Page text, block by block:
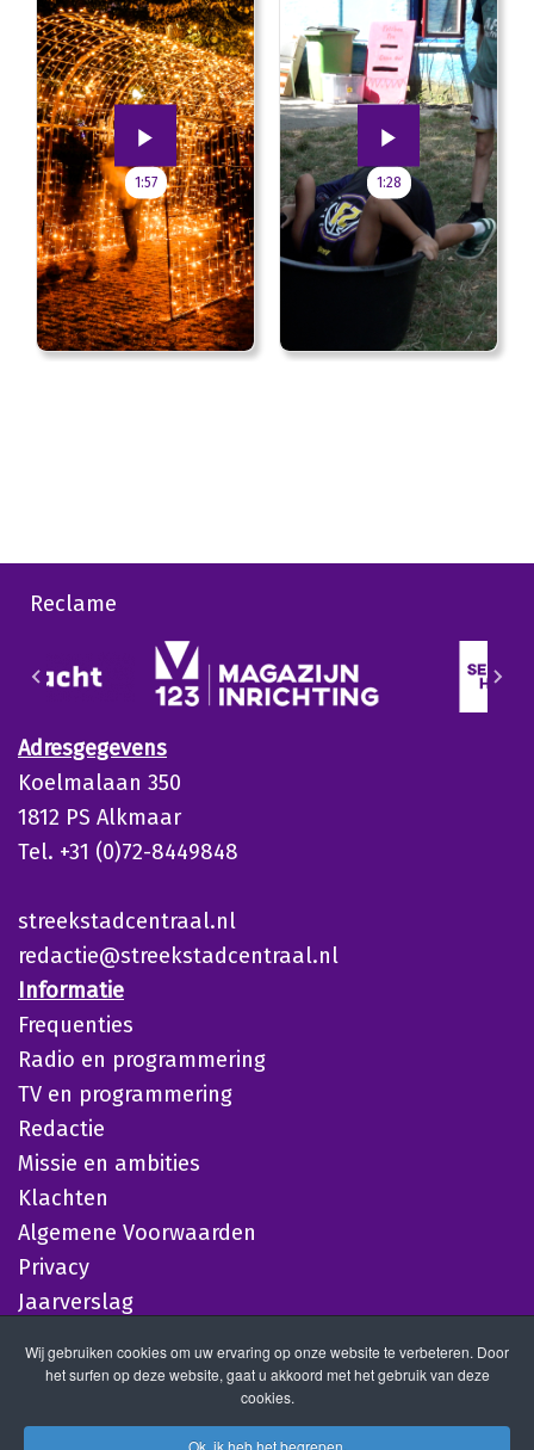
1:57 1:28
Reclame
Adresgegevens
Koelmalaan 350
1812 PS Alkmaar
Tel. +31 (0)72-8449848
streekstadcentraal.nl
redactie@streekstadcentraal.nl
Informatie
Frequenties
Radio en programmering
TV en programmering
Redactie
Missie en ambities
Klachten
Algemene Voorwaarden
Privacy
Jaarverslag
Wij gebruiken cookies om uw ervaring op onze website te verbeteren. Door
het surfen op deze website, gaat u akkoord met het gebruik van deze
cookies.
Ok, ik heb het begrepen.